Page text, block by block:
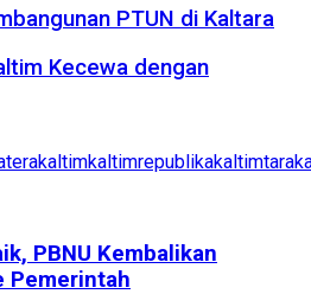
PTUN di Kaltara
Kecewa dengan
kaltimkaltimrepublikakaltimtara
PBNU Kembalikan
Pemerintah